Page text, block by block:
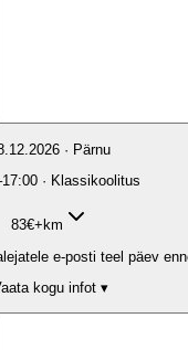
· Pärnu
· Klassikoolitus
83€+km
e-posti teel päev
kogu infot ▾